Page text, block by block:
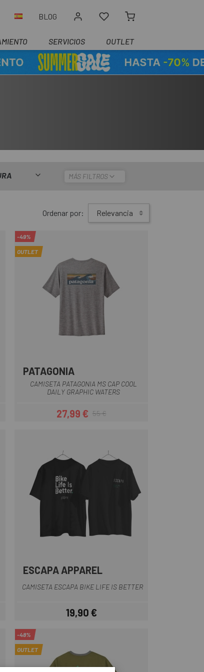
BLOG
SERVICIOS OUTLET
MÁS FILTROS
Ordenar por: Relevancia
Azul
-49%
OUTLET
PATAGONIA
CAMISETA PATAGONIA MS CAP COOL
DAILY GRAPHIC WATERS
Precio
27,99 €Precio regular
55 €
Blanco
Negro
ESCAPA APPAREL
CAMISETA ESCAPA BIKE LIFE IS BETTER
Precio
19,90 €
-48%
OUTLET